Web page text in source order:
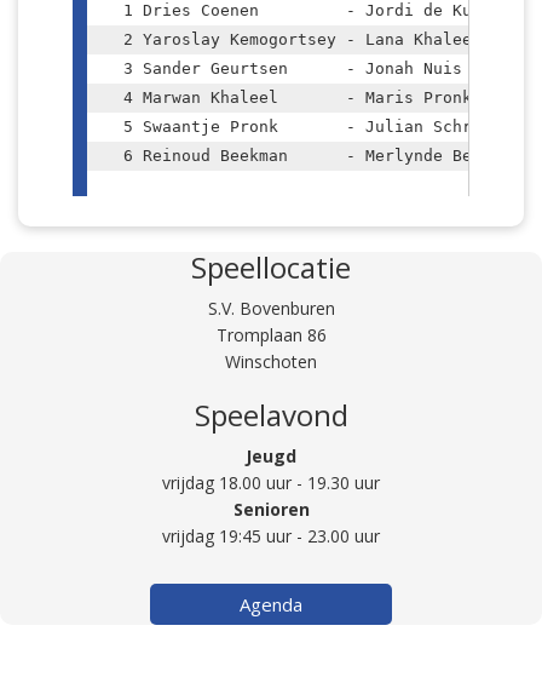
1 Dries Coenen         - Jordi de
2 Yaroslay Kemogortsey - Lana Khaleel
3 Sander Geurtsen      - Jonah Nuis
4 Marwan Khaleel       - Maris Pronk
5 Swaantje Pronk       - Julian Schrik
6 Reinoud Beekman      - Merlynde
﻿Jeugd intern 2023-2024 - Winschoten - Groep 1
2 Silvian de Kuijer    - Yaroslay
3 Lana Khaleel         - Merlinde
4 Dries Coenen         - Reinoud
5 Ruben Brader         - Marwan Khaleel
Speellocatie
S.V. Bovenburen
Tromplaan 86
Winschoten
Speelavond
Jeugd
vrijdag 18.00 uur - 19.30 uur
Senioren
vrijdag 19:45 uur - 23.00 uur
Agenda